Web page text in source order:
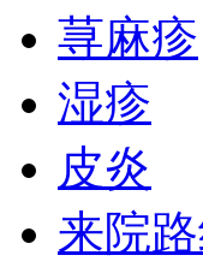
荨麻疹
湿疹
皮炎
来院